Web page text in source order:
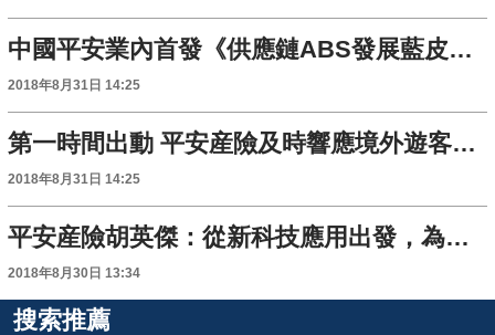
中國平安業內首發《供應鏈ABS發展藍皮書》 為中小微企業“融資難”破局
2018年8月31日 14:25
第一時間出動 平安産險及時響應境外遊客緊急醫療救援
2018年8月31日 14:25
平安産險胡英傑：從新科技應用出發，為客戶設計出更有體驗感的産品
2018年8月30日 13:34
搜索推薦